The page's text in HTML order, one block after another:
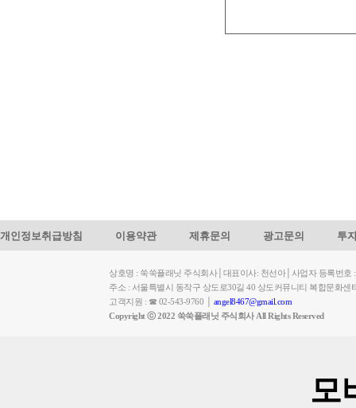
개인정보취급방침 이용약관 제휴문의 광고문의 투
상호명 : 쑥쑥플래닛 주식회사│대표이사: 천선아│사업자 등록번호
주소 : 서울특별시 동작구 상도로30길 40 상도커뮤니티 복합문화
고객지원 : ☎ 02-543-9760 │ angel8467@gmail.com
Copyright ⓒ 2022 쑥쑥플래닛 주식회사 All Rights Reserved
모